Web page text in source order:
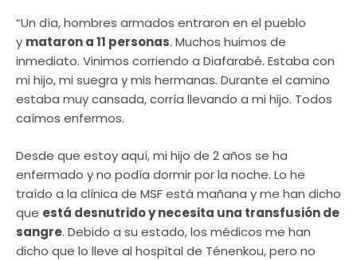
“Un día, hombres armados entraron en el pueblo
y mataron a 11 personas. Muchos huimos de
inmediato. Vinimos corriendo a Diafarabé. Estaba con
mi hijo, mi suegra y mis hermanas. Durante el camino
estaba muy cansada, corría llevando a mi hijo. Todos
caímos enfermos.
Desde que estoy aquí, mi hijo de 2 años se ha
enfermado y no podía dormir por la noche. Lo he
traído a la clínica de MSF está mañana y me han dicho
que está desnutrido y necesita una transfusión de
sangre. Debido a su estado, los médicos me han
dicho que lo lleve al hospital de Ténenkou, pero no